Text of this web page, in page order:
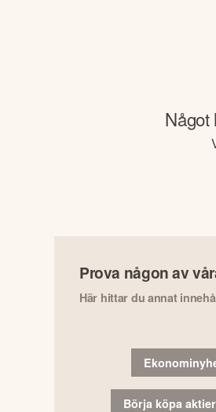
Något
Prova någon av
Här hittar du annat
Börja köpa aktier